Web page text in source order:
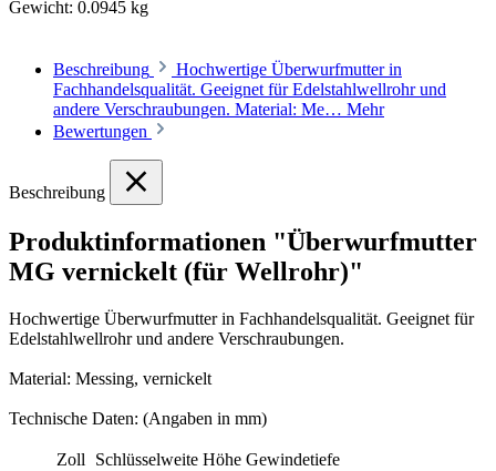
Gewicht: 0.0945 kg
Beschreibung
Hochwertige Überwurfmutter in
Fachhandelsqualität. Geeignet für Edelstahlwellrohr und
andere Verschraubungen. Material: Me… Mehr
Bewertungen
Beschreibung
Produktinformationen "Überwurfmutter
MG vernickelt (für Wellrohr)"
Hochwertige Überwurfmutter in Fachhandelsqualität. Geeignet für
Edelstahlwellrohr und andere Verschraubungen.
Material: Messing, vernickelt
Technische Daten: (Angaben in mm)
Zoll Schlüsselweite Höhe Gewindetiefe